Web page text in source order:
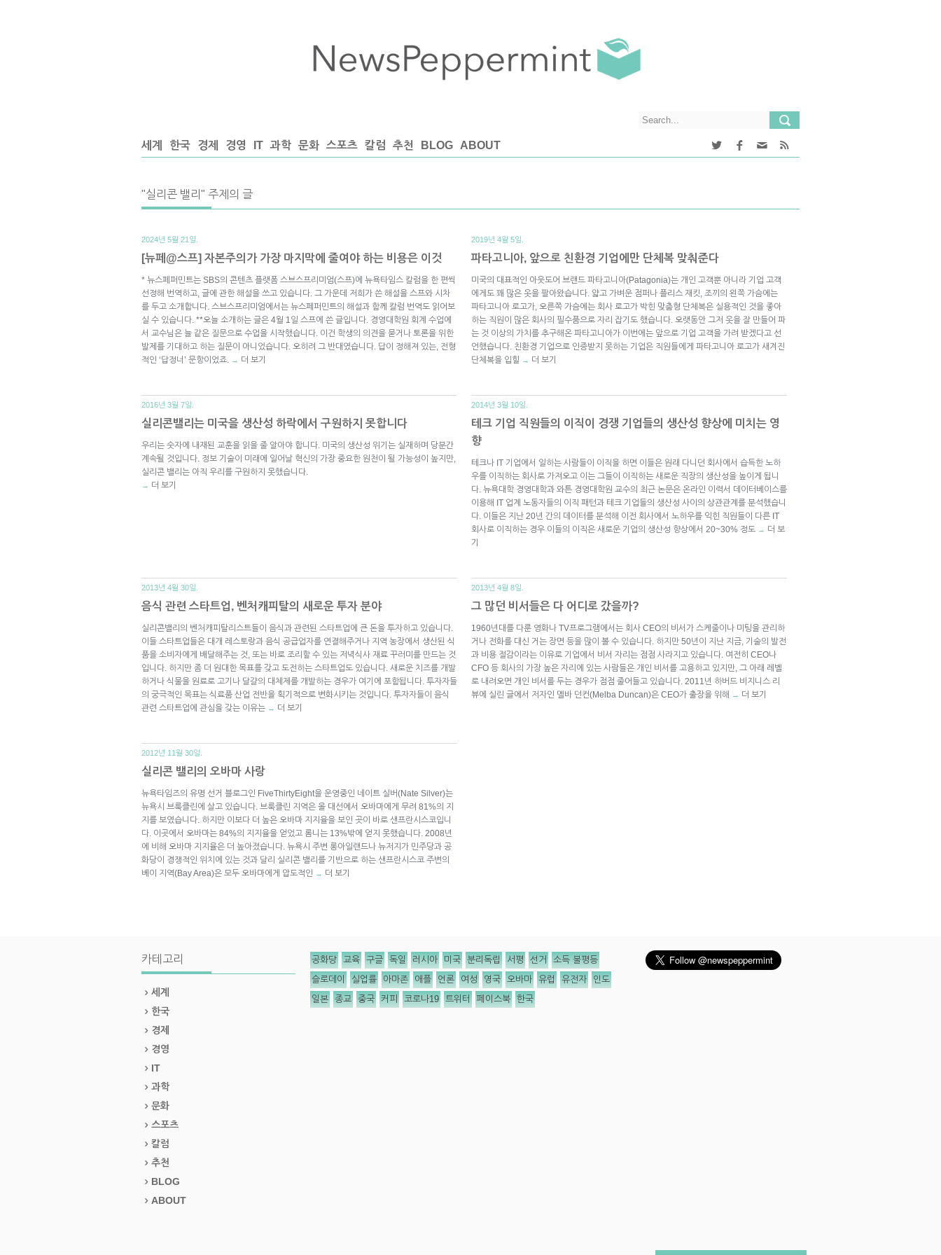
세계 한국 경제 경영 IT 과학 문화 스포츠 칼럼 추천 BLOG ABOUT
"실리콘 밸리" 주제의 글
2024년 5월 21일.
[뉴페@스프] 자본주의가 가장 마지막에 줄여야 하는 비용은 이것
* 뉴스페퍼민트는 SBS의 콘텐츠 플랫폼 스브스프리미엄(스프)에 뉴욕타임스 칼럼을 한 편씩
선정해 번역하고, 글에 관한 해설을 쓰고 있습니다. 그 가운데 저희가 쓴 해설을 스프와 시차
를 두고 소개합니다. 스브스프리미엄에서는 뉴스페퍼민트의 해설과 함께 칼럼 번역도 읽어보
실 수 있습니다. **오늘 소개하는 글은 4월 1일 스프에 쓴 글입니다. 경영대학원 회계 수업에
서 교수님은 늘 같은 질문으로 수업을 시작했습니다. 이건 학생의 의견을 묻거나 토론을 위한
발제를 기대하고 하는 질문이 아니었습니다. 오히려 그 반대였습니다. 답이 정해져 있는, 전형
적인 ‘답정너’ 문항이었죠. → 더 보기
2019년 4월 5일.
파타고니아, 앞으로 친환경 기업에만 단체복 맞춰준다
미국의 대표적인 아웃도어 브랜드 파타고니아(Patagonia)는 개인 고객뿐 아니라 기업 고객
에게도 꽤 많은 옷을 팔아왔습니다. 얇고 가벼운 점퍼나 플리스 재킷, 조끼의 왼쪽 가슴에는
파타고니아 로고가, 오른쪽 가슴에는 회사 로고가 박힌 맞춤형 단체복은 실용적인 것을 좋아
하는 직원이 많은 회사의 필수품으로 자리 잡기도 했습니다. 오랫동안 그저 옷을 잘 만들어 파
는 것 이상의 가치를 추구해온 파타고니아가 이번에는 앞으로 기업 고객을 가려 받겠다고 선
언했습니다. 친환경 기업으로 인증받지 못하는 기업은 직원들에게 파타고니아 로고가 새겨진
단체복을 입힐 → 더 보기
2016년 3월 7일.
실리콘밸리는 미국을 생산성 하락에서 구원하지 못합니다
우리는 숫자에 내재된 교훈을 읽을 줄 알아야 합니다. 미국의 생산성 위기는 실재하며 당분간
계속될 것입니다. 정보 기술이 미래에 일어날 혁신의 가장 중요한 원천이 될 가능성이 높지만,
실리콘 밸리는 아직 우리를 구원하지 못했습니다.
→ 더 보기
2014년 3월 10일.
테크 기업 직원들의 이직이 경쟁 기업들의 생산성 향상에 미치는 영
향
테크나 IT 기업에서 일하는 사람들이 이직을 하면 이들은 원래 다니던 회사에서 습득한 노하
우를 이직하는 회사로 가져오고 이는 그들이 이직하는 새로운 직장의 생산성을 높이게 됩니
다. 뉴욕대학 경영대학과 와튼 경영대학원 교수의 최근 논문은 온라인 이력서 데이터베이스를
이용해 IT 업계 노동자들의 이직 패턴과 테크 기업들의 생산성 사이의 상관관계를 분석했습니
다. 이들은 지난 20년 간의 데이터를 분석해 이전 회사에서 노하우를 익힌 직원들이 다른 IT
회사로 이직하는 경우 이들의 이직은 새로운 기업의 생산성 향상에서 20~30% 정도 → 더 보
기
2013년 4월 30일.
음식 관련 스타트업, 벤처캐피탈의 새로운 투자 분야
실리콘밸리의 벤처캐피탈리스트들이 음식과 관련된 스타트업에 큰 돈을 투자하고 있습니다.
이들 스타트업들은 대개 레스토랑과 음식 공급업자를 연결해주거나 지역 농장에서 생산된 식
품을 소비자에게 배달해주는 것, 또는 바로 조리할 수 있는 저녁식사 재료 꾸러미를 만드는 것
입니다. 하지만 좀 더 원대한 목표를 갖고 도전하는 스타트업도 있습니다. 새로운 치즈를 개발
하거나 식물을 원료로 고기나 달걀의 대체제를 개발하는 경우가 여기에 포함됩니다. 투자자들
의 궁극적인 목표는 식료품 산업 전반을 획기적으로 변화시키는 것입니다. 투자자들이 음식
관련 스타트업에 관심을 갖는 이유는 → 더 보기
2013년 4월 8일.
그 많던 비서들은 다 어디로 갔을까?
1960년대를 다룬 영화나 TV프로그램에서는 회사 CEO의 비서가 스케줄이나 미팅을 관리하
거나 전화를 대신 거는 장면 등을 많이 볼 수 있습니다. 하지만 50년이 지난 지금, 기술의 발전
과 비용 절감이라는 이유로 기업에서 비서 자리는 점점 사라지고 있습니다. 여전히 CEO나
CFO 등 회사의 가장 높은 자리에 있는 사람들은 개인 비서를 고용하고 있지만, 그 아래 레벨
로 내려오면 개인 비서를 두는 경우가 점점 줄어들고 있습니다. 2011년 하버드 비지니스 리
뷰에 실린 글에서 저자인 멜바 던컨(Melba Duncan)은 CEO가 출장을 위해 → 더 보기
2012년 11월 30일.
실리콘 밸리의 오바마 사랑
뉴욕타임즈의 유명 선거 블로그인 FiveThirtyEight을 운영중인 네이트 실버(Nate Silver)는
뉴욕시 브룩클린에 살고 있습니다. 브룩클린 지역은 올 대선에서 오바마에게 무려 81%의 지
지를 보였습니다. 하지만 이보다 더 높은 오바마 지지율을 보인 곳이 바로 샌프란시스코입니
다. 이곳에서 오바마는 84%의 지지율을 얻었고 롬니는 13%밖에 얻지 못했습니다. 2008년
에 비해 오바마 지지율은 더 높아졌습니다. 뉴욕시 주변 롱아일랜드나 뉴저지가 민주당과 공
화당이 경쟁적인 위치에 있는 것과 달리 실리콘 밸리를 기반으로 하는 샌프란시스코 주변의
베이 지역(Bay Area)은 모두 오바마에게 압도적인 → 더 보기
카테고리
세계
한국
경제
경영
IT
과학
문화
스포츠
칼럼
추천
BLOG
ABOUT
공화당 교육 구글 독일 러시아 미국 분리독립 서평 선거 소득 불평등
슬로데이 실업률 아마존 애플 언론 여성 영국 오바마 유럽 유전자 인도
일본 종교 중국 커피 코로나19 트위터 페이스북 한국